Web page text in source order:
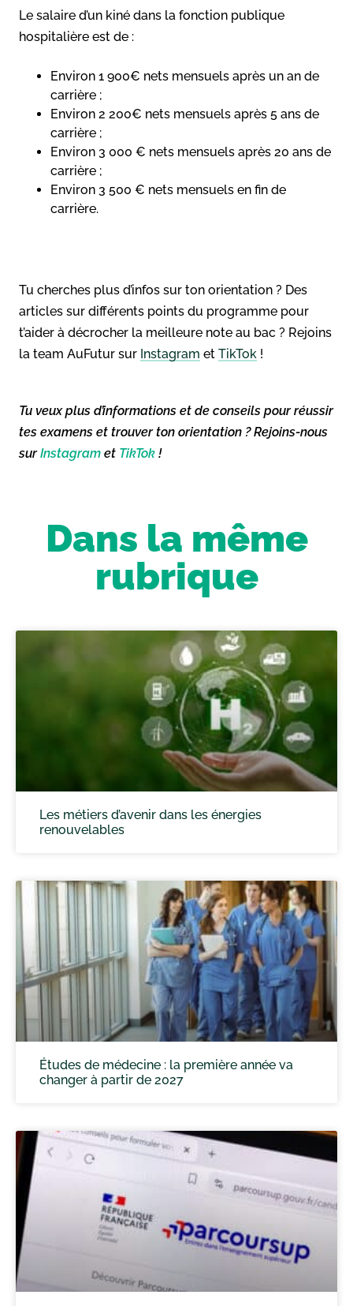
Le salaire d’un kiné dans la fonction publique
hospitalière est de :
Environ 1 900€ nets mensuels après un an de
carrière ;
Environ 2 200€ nets mensuels après 5 ans de
carrière ;
Environ 3 000 € nets mensuels après 20 ans de
carrière ;
Environ 3 500 € nets mensuels en fin de
carrière.
Tu cherches plus d’infos sur ton orientation ? Des
articles sur différents points du programme pour
t’aider à décrocher la meilleure note au bac ? Rejoins
la team AuFutur sur Instagram et TikTok !
Tu veux plus d’informations et de conseils pour réussir
tes examens et trouver ton orientation ? Rejoins-nous
surInstagram et TikTok !
Dans la même
rubrique
Les métiers d’avenir dans les énergies
renouvelables
Études de médecine : la première année va
changer à partir de 2027